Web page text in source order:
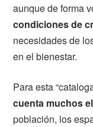
aunque de forma
condiciones de
necesidades de
en el bienestar.
Para esta
cuenta muchos
población, los